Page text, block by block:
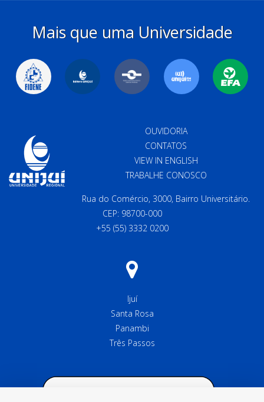
Mais que uma Universidade
OUVIDORIA
CONTATOS
VIEW IN ENGLISH
TRABALHE CONOSCO
Rua do Comércio, 3000, Bairro Universitário.
CEP: 98700-000
+55 (55) 3332 0200
Ijuí
Santa Rosa
Panambi
Três Passos